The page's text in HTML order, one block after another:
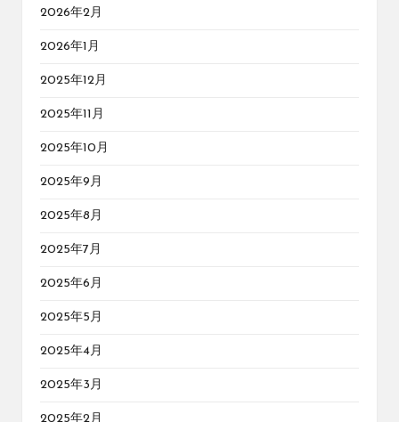
2026年2月
2026年1月
2025年12月
2025年11月
2025年10月
2025年9月
2025年8月
2025年7月
2025年6月
2025年5月
2025年4月
2025年3月
2025年2月